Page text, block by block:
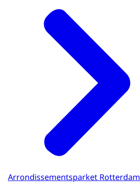
Arrondissementsparket Rotterdam